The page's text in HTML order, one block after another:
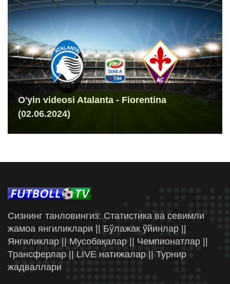
O'yin videosi Atalanta - Fiorentina
(02.06.2024)
Сизнинг танловингиз: Статистика ва севимли
жамоа янгиликлари || Бўлажак ўйинлар ||
Янгиликлар || Мусобақалар || Чемпионатлар ||
Трансферлар || LIVE натижалар || Турнир
жадваллари